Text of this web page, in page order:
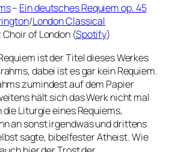
– Ein deutsches Requiem op. 45
/London Classical
of London (Spotify)
ist der Titel dieses Werkes
dabei ist es gar kein Requiem.
zumindest auf dem Papier
hält sich das Werk nicht mal
Liturgie eines Requiems,
an sonst irgendwas und drittens
sagte, bibelfester Atheist. Wie